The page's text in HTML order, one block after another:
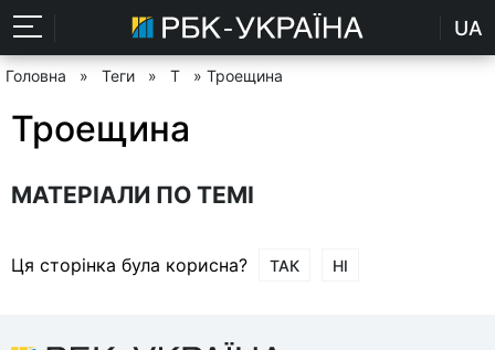
UA
Головна » Теги » Т » Троещина
Троещина
МАТЕРІАЛИ ПО ТЕМІ
Ця сторінка була корисна? ТАК НІ